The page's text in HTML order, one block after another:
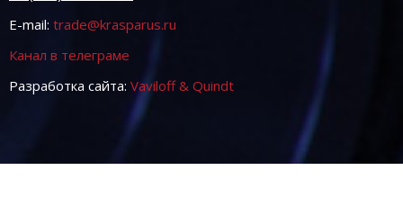
E-mail: trade@krasparus.ru
Канал в телеграме
Разработка сайта: Vaviloff & Quindt